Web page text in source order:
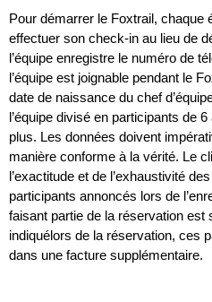
Pour démarrer le Foxtrail, chaque
effectuer son check-in au lieu de
l’équipe enregistre le numéro de
l’équipe est joignable pendant le
date de naissance du chef
l’équipe divisé en participants de
plus. Les données doivent
manière conforme à la vérité. Le
l’exactitude et de l’exhaustivité
participants annoncés lors de
faisant partie de la réservation est
indiquélors de la réservation, ces
dans une facture supplémentaire.